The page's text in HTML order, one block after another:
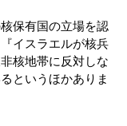
保有国の立場を認
イスラエルが核兵
核地帯に反対しな
というほかありま